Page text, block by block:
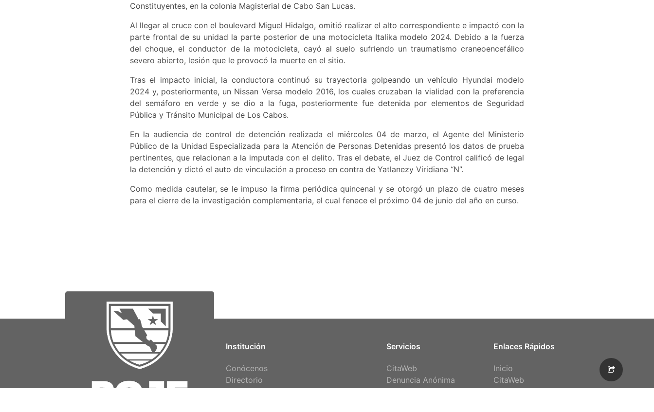
Constituyentes, en la colonia Magisterial de Cabo San Lucas.
Al llegar al cruce con el boulevard Miguel Hidalgo, omitió realizar el alto correspondiente e impactó con la
parte frontal de su unidad la parte posterior de una motocicleta Italika modelo 2024. Debido a la fuerza
del choque, el conductor de la motocicleta, cayó al suelo sufriendo un traumatismo craneoencefálico
severo abierto, lesión que le provocó la muerte en el sitio.
Tras el impacto inicial, la conductora continuó su trayectoria golpeando un vehículo Hyundai modelo
2024 y, posteriormente, un Nissan Versa modelo 2016, los cuales cruzaban la vialidad con la preferencia
del semáforo en verde y se dio a la fuga, posteriormente fue detenida por elementos de Seguridad
Pública y Tránsito Municipal de Los Cabos.
En la audiencia de control de detención realizada el miércoles 04 de marzo, el Agente del Ministerio
Público de la Unidad Especializada para la Atención de Personas Detenidas presentó los datos de prueba
pertinentes, que relacionan a la imputada con el delito. Tras el debate, el Juez de Control calificó de legal
la detención y dictó el auto de vinculación a proceso en contra de Yatlanezy Viridiana “N”.
Como medida cautelar, se le impuso la firma periódica quincenal y se otorgó un plazo de cuatro meses
para el cierre de la investigación complementaria, el cual fenece el próximo 04 de junio del año en curso.
Institución
Conócenos
Directorio
Contacto
Servicios
CitaWeb
Denuncia Anónima
Vehículos Recuperados
Enlaces Rápidos
Inicio
CitaWeb
Denuncia Anónima